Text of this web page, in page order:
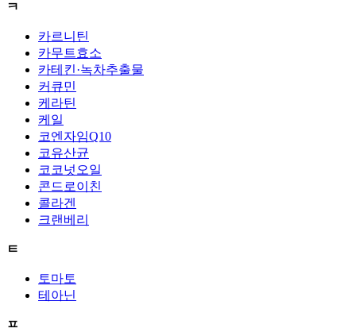
ㅋ
카르니틴
카무트효소
카테킨·녹차추출물
커큐민
케라틴
케일
코엔자임Q10
코유산균
코코넛오일
콘드로이친
콜라겐
크랜베리
ㅌ
토마토
테아닌
ㅍ